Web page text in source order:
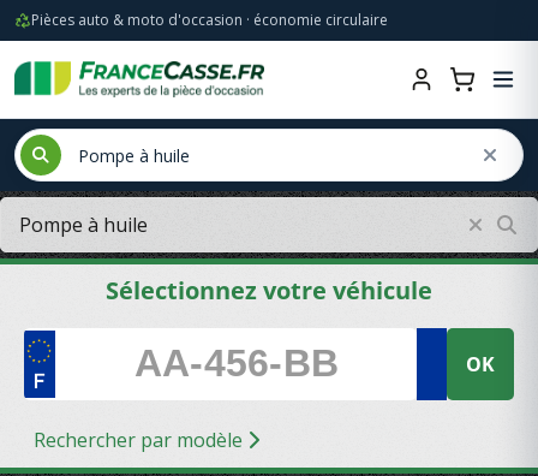
Pièces auto & moto d'occasion · économie circulaire
Sélectionnez votre véhicule
OK
Rechercher par modèle